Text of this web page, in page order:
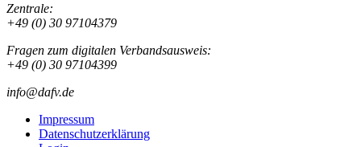
Zentrale:
+49 (0) 30 97104379
Fragen zum digitalen Verbandsausweis:
+49 (0) 30 97104399
info@dafv.de
Impressum
Datenschutzerklärung